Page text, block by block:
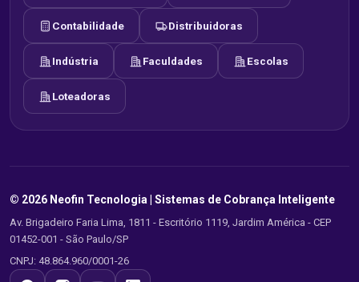
Contabilidade Distribuidoras
Indústria Faculdades Escolas
Loteadoras
© 2026 Neofin Tecnologia | Sistemas de Cobrança Inteligente
Av. Brigadeiro Faria Lima, 1811 - Escritório 1119, Jardim América - CEP
01452-001 - São Paulo/SP
CNPJ: 48.864.960/0001-26